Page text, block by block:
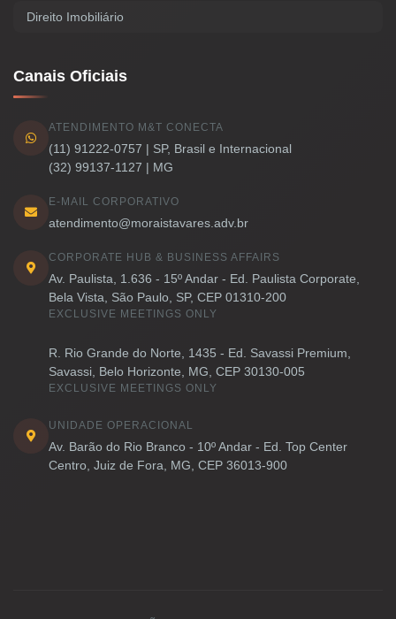
Direito Imobiliário
Canais Oficiais
ATENDIMENTO M&T CONECTA
(11) 91222-0757 | SP, Brasil e Internacional
(32) 99137-1127 | MG
E-MAIL CORPORATIVO
atendimento@moraistavares.adv.br
CORPORATE HUB & BUSINESS AFFAIRS
Av. Paulista, 1.636 - 15º Andar - Ed. Paulista Corporate,
Bela Vista, São Paulo, SP, CEP 01310-200
EXCLUSIVE MEETINGS ONLY
R. Rio Grande do Norte, 1435 - Ed. Savassi Premium,
Savassi, Belo Horizonte, MG, CEP 30130-005
EXCLUSIVE MEETINGS ONLY
UNIDADE OPERACIONAL
Av. Barão do Rio Branco - 10º Andar - Ed. Top Center
Centro, Juiz de Fora, MG, CEP 36013-900